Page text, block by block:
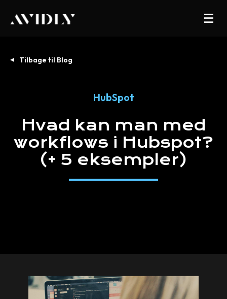
Tilbage til Blog
HubSpot
Hvad kan man med
workflows i Hubspot?
(+ 5 eksempler)